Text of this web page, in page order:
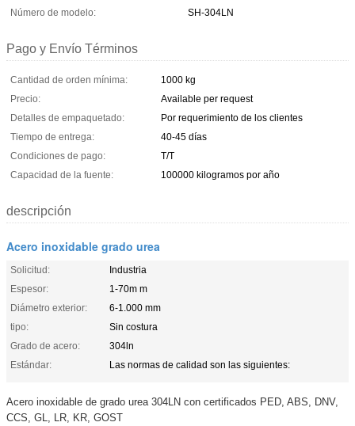
Número de modelo:
SH-304LN
Pago y Envío Términos
Cantidad de orden mínima:
1000 kg
Precio:
Available per request
Detalles de empaquetado:
Por requerimiento de los clientes
Tiempo de entrega:
40-45 días
Condiciones de pago:
T/T
Capacidad de la fuente:
100000 kilogramos por año
descripción
Acero inoxidable grado urea
Solicitud:
Industria
Espesor:
1-70m m
Diámetro exterior:
6-1.000 mm
tipo:
Sin costura
Grado de acero:
304ln
Estándar:
Las normas de calidad son las siguientes:
Acero inoxidable de grado urea 304LN con certificados PED, ABS, DNV,
CCS, GL, LR, KR, GOST